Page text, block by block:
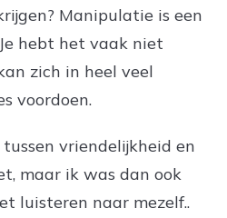
Manipulatie is een
hebt het vaak niet
zich in heel veel
voordoen.
vriendelijkheid en
maar ik was dan ook
luisteren naar mezelf..